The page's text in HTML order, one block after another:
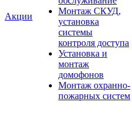
Акции
Монтаж СКУД,
установка
системы
контроля доступа
Установка и
монтаж
домофонов
Монтаж охранно-
пожарных систем